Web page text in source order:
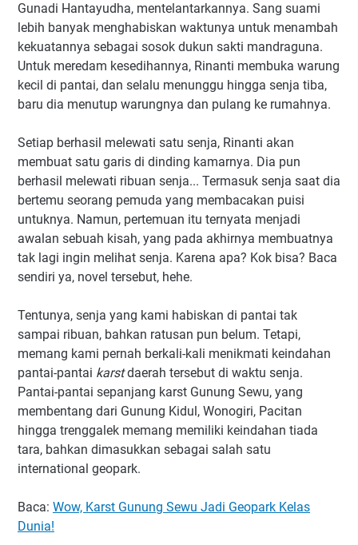
Gunadi Hantayudha, mentelantarkannya. Sang suami
lebih banyak menghabiskan waktunya untuk menambah
kekuatannya sebagai sosok dukun sakti mandraguna.
Untuk meredam kesedihannya, Rinanti membuka warung
kecil di pantai, dan selalu menunggu hingga senja tiba,
baru dia menutup warungnya dan pulang ke rumahnya.
Setiap berhasil melewati satu senja, Rinanti akan
membuat satu garis di dinding kamarnya. Dia pun
berhasil melewati ribuan senja... Termasuk senja saat dia
bertemu seorang pemuda yang membacakan puisi
untuknya. Namun, pertemuan itu ternyata menjadi
awalan sebuah kisah, yang pada akhirnya membuatnya
tak lagi ingin melihat senja. Karena apa? Kok bisa? Baca
sendiri ya, novel tersebut, hehe.
Tentunya, senja yang kami habiskan di pantai tak
sampai ribuan, bahkan ratusan pun belum. Tetapi,
memang kami pernah berkali-kali menikmati keindahan
pantai-pantai karstdaerah tersebut di waktu senja.
Pantai-pantai sepanjang karst Gunung Sewu, yang
membentang dari Gunung Kidul, Wonogiri, Pacitan
hingga trenggalek memang memiliki keindahan tiada
tara, bahkan dimasukkan sebagai salah satu
international geopark.
Baca: Wow, Karst Gunung Sewu Jadi Geopark Kelas
Dunia!